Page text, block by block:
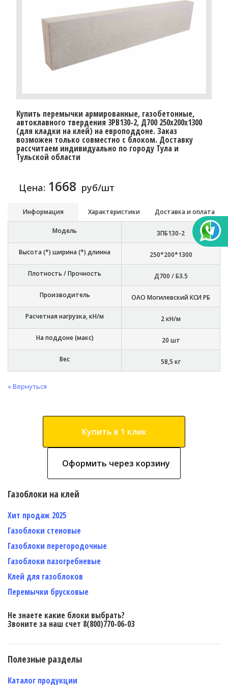
Купить перемычки армированные, газобетонные,
автоклавного твердения 3PB130-2, Д700 250х200х1300
(для кладки на клей) на европоддоне. Заказ
возможен только совместно с блоком. Доставку
рассчитаем индивидуально по городу Тула и
Тульской области
Цена: 1668 руб/шт
Информация Характеристики Доставка и оплата
Модель 3ПБ130-2
Высота (*) ширина (*) длинна 250*200*1300
Плотность / Прочность Д700 / Б3.5
Производитель ОАО Могилевский КСИ РБ
Расчетная нагрузка, кН/м 2 кН/м
На поддоне (макс) 20 шт
Вес 58,5 кг
« Вернуться
Купить в 1 клик
Оформить через корзину
Газоблоки на клей
Хит продаж 2025
Газоблоки стеновые
Газоблоки перегородочные
Газоблоки пазогребневые
Клей для газоблоков
Перемычки брусковые
Не знаете какие блоки выбрать?
Звоните за наш счет 8(800)770-06-03
Полезные разделы
Каталог продукции